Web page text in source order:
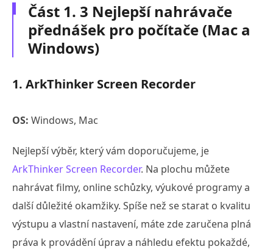
Část 1. 3 Nejlepší nahrávače
přednášek pro počítače (Mac a
Windows)
1. ArkThinker Screen Recorder
OS: Windows, Mac
Nejlepší výběr, který vám doporučujeme, je
ArkThinker Screen Recorder. Na plochu můžete
nahrávat filmy, online schůzky, výukové programy a
další důležité okamžiky. Spíše než se starat o kvalitu
výstupu a vlastní nastavení, máte zde zaručena plná
práva k provádění úprav a náhledu efektu pokaždé,